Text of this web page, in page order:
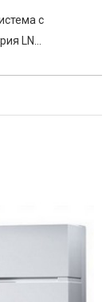
с
LN…